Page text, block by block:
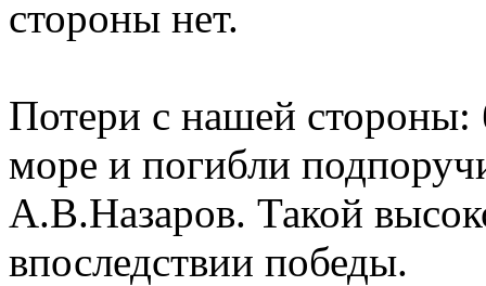
стороны нет.
Потери с нашей
море и погибли
А.В.Назаров. Такой
впоследствии победы.